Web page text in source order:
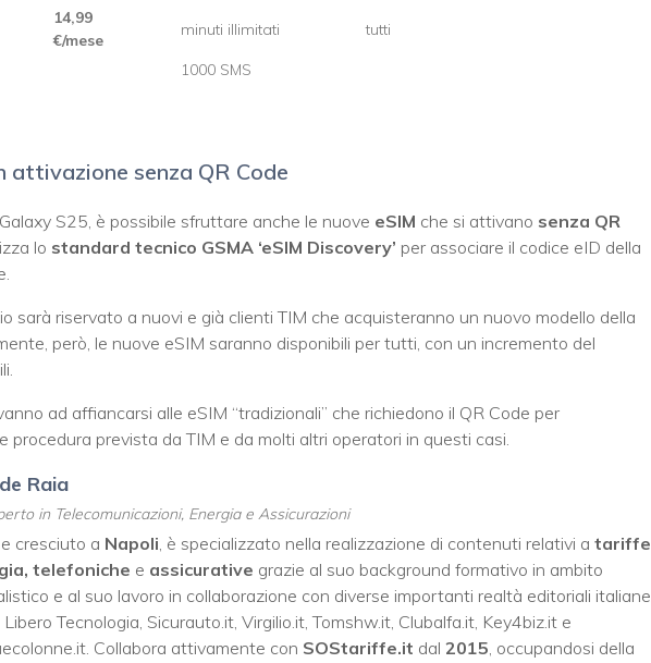
14,99
€/mese
minuti illimitati
1000 SMS
tutti
attivazione senza QR Code
S25, è possibile sfruttare anche le nuove eSIM che si attivano senza QR
lo standard tecnico GSMA ‘eSIM Discovery’ per associare il codice eID della
sarà riservato a nuovi e già clienti TIM che acquisteranno un nuovo modello della
però, le nuove eSIM saranno disponibili per tutti, con un incremento del
ad affiancarsi alle eSIM “tradizionali” che richiedono il QR Code per
procedura prevista da TIM e da molti altri operatori in questi casi.
Raia
in Telecomunicazioni, Energia e Assicurazioni
cresciuto a Napoli , è specializzato nella realizzazione di contenuti relativi a tariffe
telefoniche e assicurative grazie al suo background formativo in ambito
e al suo lavoro in collaborazione con diverse importanti realtà editoriali italiane,
Libero Tecnologia Sicurauto.it Virgilio.it Tomshw.it Clubalfa.it Key4biz.it e
. Collabora attivamente con SOStariffe.it dal 2015 , occupandosi della